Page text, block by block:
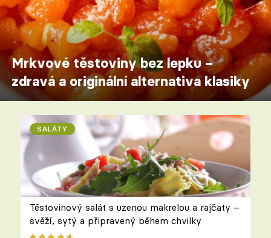
Mrkvové těstoviny bez lepku –
zdravá a originální alternativa klasiky
SALÁTY
Těstovinový salát s uzenou makrelou a rajčaty –
svěží, sytý a připravený během chvilky